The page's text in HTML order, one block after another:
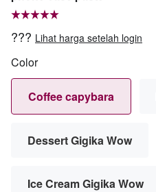
??? Lihat harga setelah login
Color
Coffee capybara
Dessert Gigika Wow
Ice Cream Gigika Wow